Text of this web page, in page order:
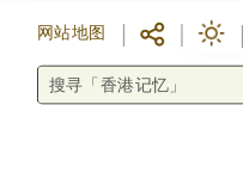
网站地图